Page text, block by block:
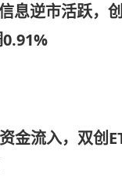
息逆市活跃，
0.91%
金流入，双创